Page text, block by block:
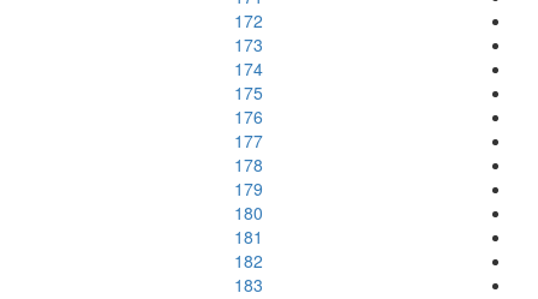
172
173
174
175
176
177
178
179
180
181
182
183